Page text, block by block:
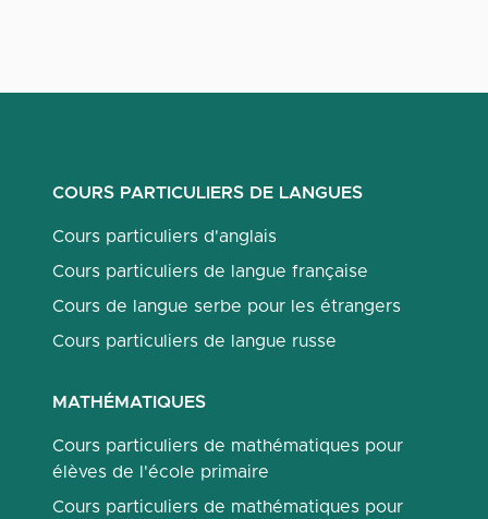
COURS PARTICULIERS DE LANGUES
Cours particuliers d'anglais
Cours particuliers de langue française
Cours de langue serbe pour les étrangers
Cours particuliers de langue russe
MATHÉMATIQUES
Cours particuliers de mathématiques pour
élèves de l'école primaire
Cours particuliers de mathématiques pour